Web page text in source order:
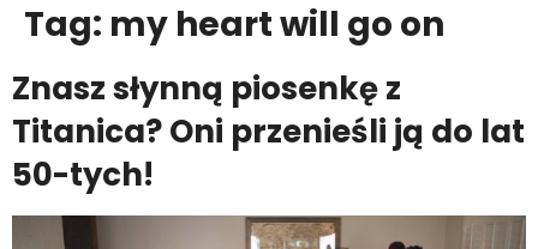
Tag: my heart will go on
Znasz słynną piosenkę z
Titanica? Oni przenieśli ją do lat
50-tych!